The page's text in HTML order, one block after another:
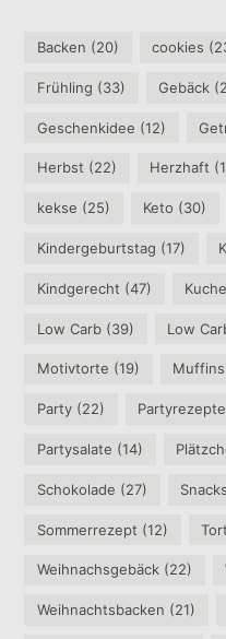
Backen (20) cookies
Frühling (33) Gebäck
Geschenkidee (12)
Herbst (22) Herzhaft
kekse (25) Keto (30)
Kindergeburtstag (17)
Kindgerecht (47)
Low Carb (39) Low
Motivtorte (19) Muffins
Party (22) Partyrezepte
Partysalate (14)
Schokolade (27) Snacks
Sommerrezept (12)
Weihnachsgebäck (22)
Weihnachtsbacken (21)